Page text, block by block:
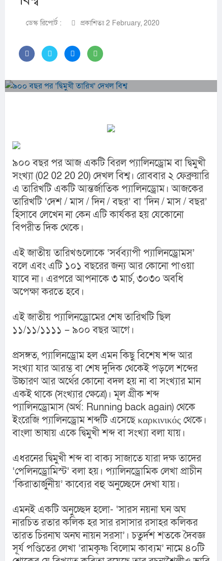
ডেস্ক রিপোর্ট : প্রকাশিতঃ 2 February, 2020
৯০০ বছর পর আজ একটি বিরল প্যালিনড্রোম বা দ্বিমুখী
সংখ্যা (02 02 20 20) দেখল বিশ্ব। রোববার ২ ফেব্রুয়ারি
এ তারিখটি একটি আন্তর্জাতিক প্যালিনড্রোম। আজকের
তারিখটি ‌‘দেশ / মাস / দিন / বছর’ বা ‘দিন / মাস / বছর’
হিসাবে লেখেন না কেন এটি কার্যকর হয় যেকোনো
বিপরীত দিক থেকে।
এই জাতীয় তারিখগুলোকে ‘সর্বব্যাপী প্যালিনড্রোমস’
বলে এবং এটি ১০১ বছরের জন্য আর কোনো পাওয়া
যাবে না। এরপরে আপনাকে ৩ মার্চ, ৩০৩০ অবধি
অপেক্ষা করতে হবে।
এই জাতীয় প্যালিনড্রোমের শেষ তারিখটি ছিল
১১/১১/১১১১ – ৯০০ বছর আগে।
প্রসঙ্গত, প্যালিনড্রোম হল এমন কিছু বিশেষ শব্দ আর
সংখ্যা যার আরম্ভ বা শেষ দুদিক থেকেই পড়লে শব্দের
উচ্চারণ আর অর্থের কোনো বদল হয় না বা সংখ্যার মান
একই থাকে (সংখ্যার ক্ষেত্রে)। মূল গ্রীক শব্দ
প্যালিনড্রোমাস (অর্থ: Running back again) থেকে
ইংরেজি প্যালিনড্রোম শব্দটি এসেছে καρκινικός থেকে।
বাংলা ভাষায় একে দ্বিমুখী শব্দ বা সংখ্যা বলা যায়।
এধরনের দ্বিমুখী শব্দ বা বাক্য সাজাতে যারা দক্ষ তাদের
‘পেলিনড্রোমিস্ট’ বলা হয়। প্যালিনড্রোমিক লেখা প্রাচীন
‘কিরাতার্জুনীয়’ কাব্যের বহু অনুচ্ছেদে দেখা যায়।
এমনই একটি অনুচ্ছেদ হলো- ‘সারস নয়না ঘন অঘ
নারচিত রতার কলিক হর সার রসাসার রসাহর কলিকর
তারত চিরনাঘ অনঘ নায়ন সরসা’। চতুর্দশ শতকে দৈবজ্ঞ
সূর্য পণ্ডিতের লেখা ‘রামকৃষ্ণ বিলোম কাব্যম’ নামে ৪০টি